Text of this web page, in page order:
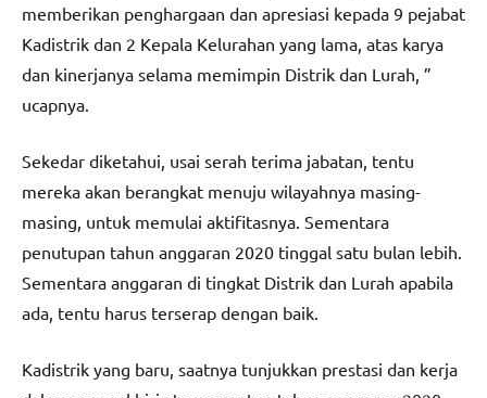
memberikan penghargaan dan apresiasi kepada 9 pejabat
Kadistrik dan 2 Kepala Kelurahan yang lama, atas karya
dan kinerjanya selama memimpin Distrik dan Lurah, ”
ucapnya.
Sekedar diketahui, usai serah terima jabatan, tentu
mereka akan berangkat menuju wilayahnya masing-
masing, untuk memulai aktifitasnya. Sementara
penutupan tahun anggaran 2020 tinggal satu bulan lebih.
Sementara anggaran di tingkat Distrik dan Lurah apabila
ada, tentu harus terserap dengan baik.
Kadistrik yang baru, saatnya tunjukkan prestasi dan kerja